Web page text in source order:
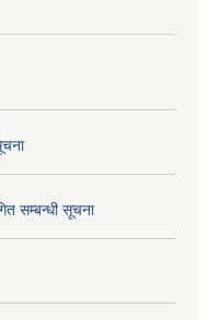
सम्बन्धी सूचना